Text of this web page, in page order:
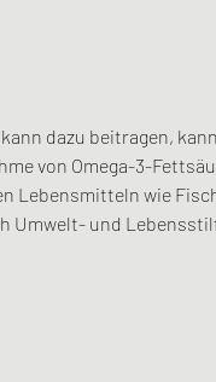
dazu beitragen,
von Omega-3-
Lebensmitteln wie
Umwelt- und